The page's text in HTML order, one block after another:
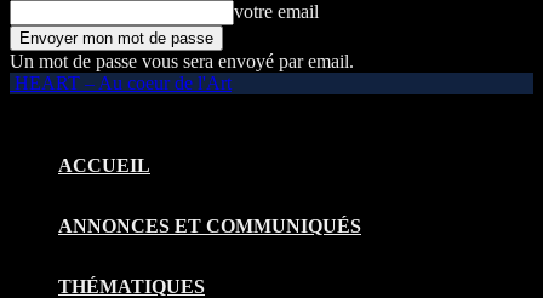
votre email
Un mot de passe vous sera envoyé par email.
HEART – Au coeur de l'Art
ACCUEIL
ANNONCES ET COMMUNIQUÉS
THÉMATIQUES